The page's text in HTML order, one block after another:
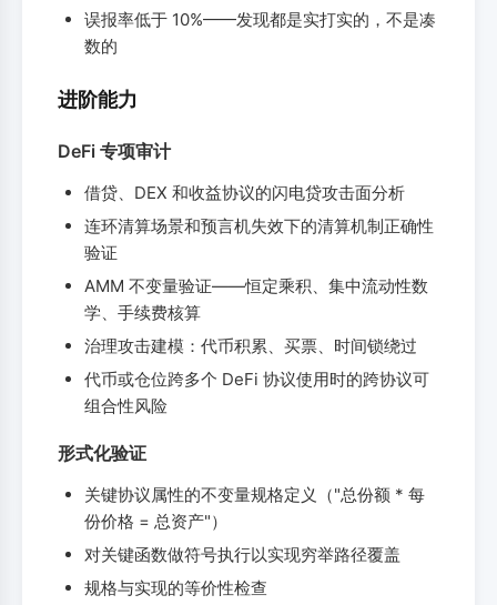
误报率低于 10%——发现都是实打实的，不是凑
数的
进阶能力
DeFi 专项审计
借贷、DEX 和收益协议的闪电贷攻击面分析
连环清算场景和预言机失效下的清算机制正确性
验证
AMM 不变量验证——恒定乘积、集中流动性数
学、手续费核算
治理攻击建模：代币积累、买票、时间锁绕过
代币或仓位跨多个 DeFi 协议使用时的跨协议可
组合性风险
形式化验证
关键协议属性的不变量规格定义（"总份额 * 每
份价格 = 总资产"）
对关键函数做符号执行以实现穷举路径覆盖
规格与实现的等价性检查